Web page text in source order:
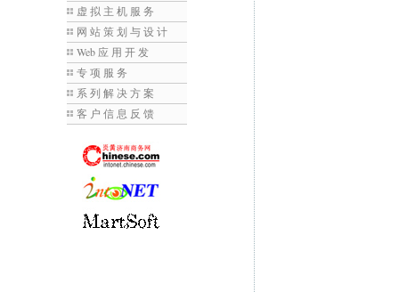
虚 拟 主 机 服 务
网 站 策 划 与 设 计
Web 应 用 开 发
专 项 服 务
系 列 解 决 方 案
客 户 信 息 反 馈